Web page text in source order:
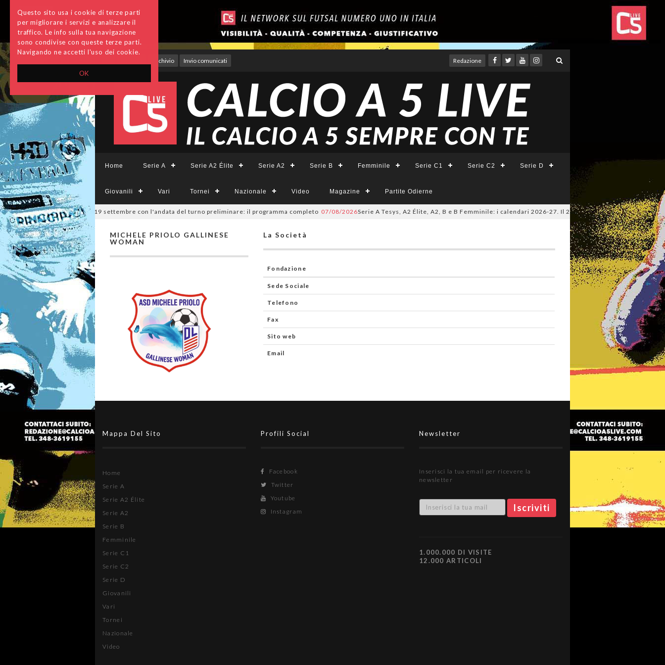
OK
Questo sito usa i cookie di terze parti
per migliorare i servizi e analizzare il
traffico. Le info sulla tua navigazione
sono condivise con queste terze parti.
Navigando ne accetti l'uso dei cookie.
Archivio Invio comunicati Redazione
Home Serie A Serie A2 Élite Serie A2 Serie B Femminile Serie C1 Serie C2 Serie D
Giovanili Vari Tornei Nazionale Video Magazine Partite Odierne
Coppa Divisione, si parte il 19 settembre con l'andata del turno preliminare: il programma completo 07/08/2026Serie A Tesys, A2 Élite, A2, B e B Femminile: i calendari 2026-27. Il 20 agosto la presentazione della
MICHELE PRIOLO GALLINESE
WOMAN
La Società
Fondazione
Sede Sociale
Telefono
Fax
Sito web
Email
Mappa Del Sito
Home
Serie A
Serie A2 Élite
Serie A2
Serie B
Femminile
Serie C1
Serie C2
Serie D
Giovanili
Vari
Tornei
Nazionale
Video
Profili Social
Facebook
Twitter
Youtube
Instagram
Newsletter
Inserisci la tua email per ricevere la
newsletter
1.000.000 DI VISITE
12.000 ARTICOLI